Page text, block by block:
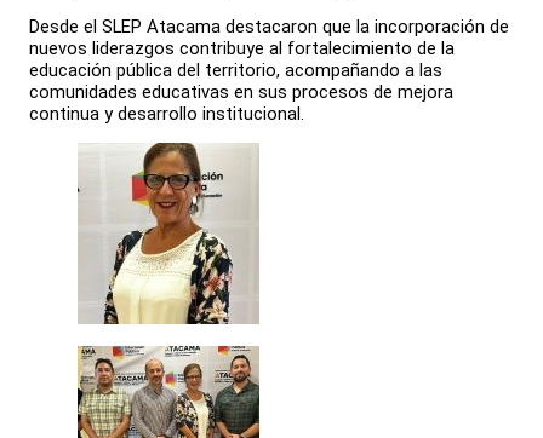
Desde el SLEP Atacama destacaron que la incorporación de
nuevos liderazgos contribuye al fortalecimiento de la
educación pública del territorio, acompañando a las
comunidades educativas en sus procesos de mejora
continua y desarrollo institucional.